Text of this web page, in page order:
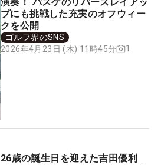
プにも挑戦した充実のオフウィー
クを公開
ゴルフ界のSNS
2026年4月23日 (木) 11時45分
1
26歳の誕生日を迎えた吉田優利